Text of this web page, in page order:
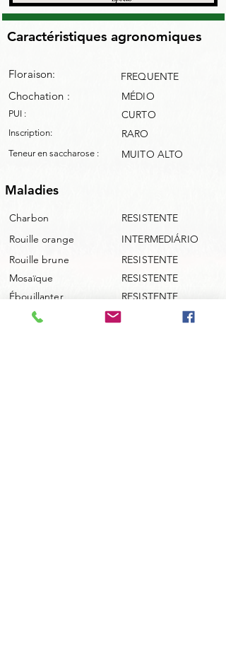
Caractéristiques agronomiques
Floraison:
Chochation :
PUI :
Inscription:
FREQUENTE
MÉDIO
CURTO
RARO
Teneur en saccharose : MUITO ALTO
Maladies
Charbon
RESISTENTE
Rouille orange
INTERMEDIÁRIO
Rouille brune
Mosaïque
Ébouillanter
RESISTENTE
RESISTENTE
RESISTENTE